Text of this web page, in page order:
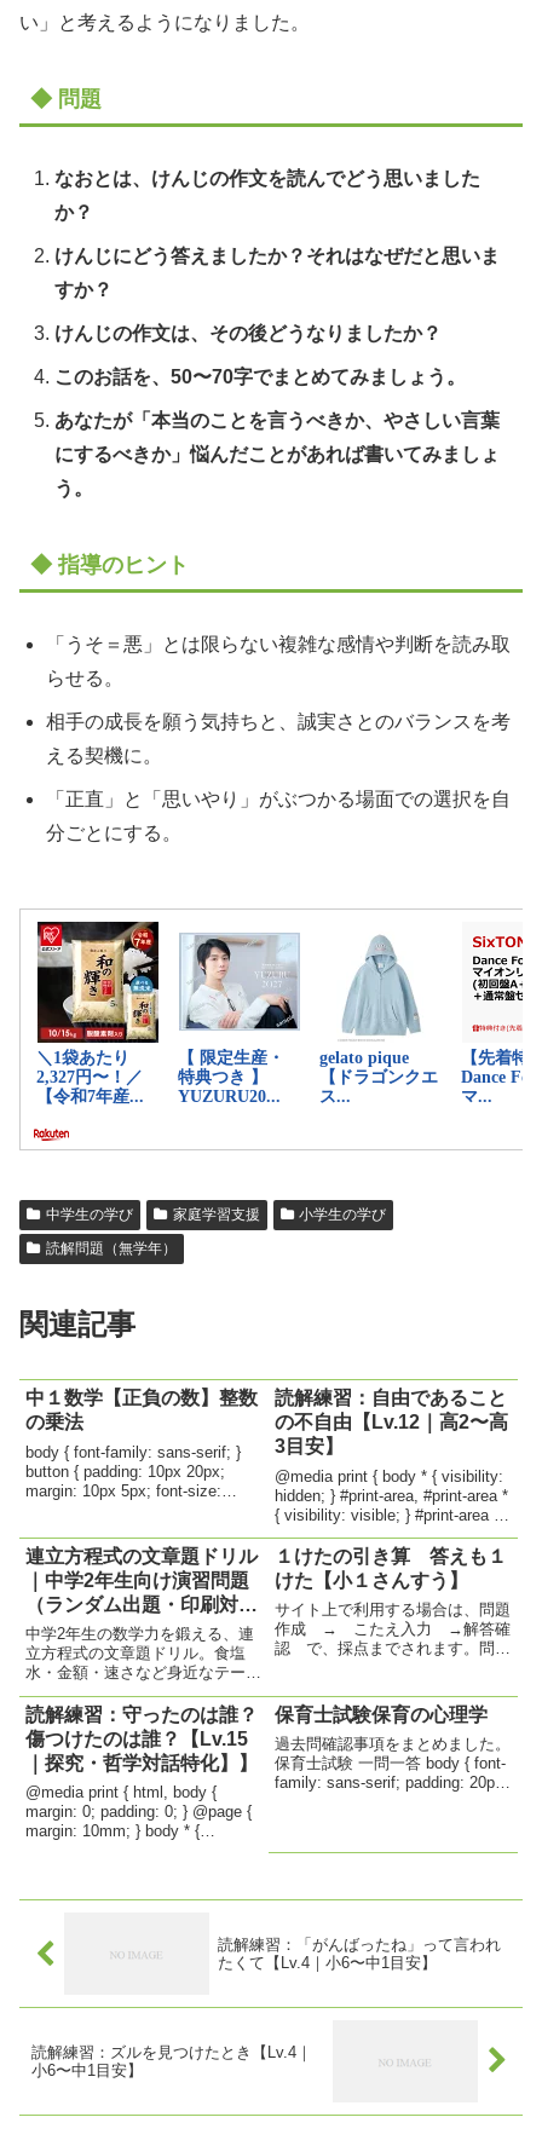
い」と考えるようになりました。
◆ 問題
なおとは、けんじの作文を読んでどう思いました
か？
けんじにどう答えましたか？それはなぜだと思いま
すか？
けんじの作文は、その後どうなりましたか？
このお話を、50〜70字でまとめてみましょう。
あなたが「本当のことを言うべきか、やさしい言葉
にするべきか」悩んだことがあれば書いてみましょ
う。
◆ 指導のヒント
「うそ＝悪」とは限らない複雑な感情や判断を読み取
らせる。
相手の成長を願う気持ちと、誠実さとのバランスを考
える契機に。
「正直」と「思いやり」がぶつかる場面での選択を自
分ごとにする。
中学生の学び 家庭学習支援
小学生の学び
読解問題（無学年）
関連記事
中１数学【正負の数】整数
の乗法
body { font-family: sans-serif; }
button { padding: 10px 20px;
margin: 10px 5px; font-size:
読解練習：自由であること
の不自由【Lv.12｜高2〜高
3目安】
@media print { body * { visibility:
hidden; } #print-area, #print-area *
{ visibility: visible; } #print-area {
position...
連立方程式の文章題ドリル
｜中学2年生向け演習問題
（ランダム出題・印刷対
応）
中学2年生の数学力を鍛える、連
立方程式の文章題ドリル。食塩
水・金額・速さなど身近なテーマ
で構成。詳しい解説と印刷機能付
きで家庭学習にも最適。
１けたの引き算 答えも１
けた【小１さんすう】
サイト上で利用する場合は、問題
作成 → こたえ入力 →解答確
認 で、採点までされます。問題
できます。 1桁の引き算テスト
body { font-family: sans-seri...
読解練習：守ったのは誰？
傷つけたのは誰？【Lv.15
｜探究・哲学対話特化】】
@media print { html, body {
margin: 0; padding: 0; } @page {
margin: 10mm; } body * {
保育士試験保育の心理学
過去問確認事項をまとめました。
保育士試験 一問一答 body { font-
family: sans-serif; padding: 20px;
読解練習：「がんばったね」って言われ
たくて【Lv.4｜小6〜中1目安】
読解練習：ズルを見つけたとき【Lv.4｜
小6〜中1目安】